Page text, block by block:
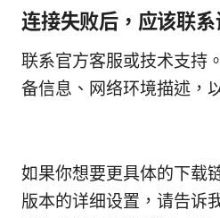
连接失败后，应该联系
联系官方客服或技术支持
备信息、网络环境描述，
如果你想要更具体的下载
版本的详细设置，请告诉